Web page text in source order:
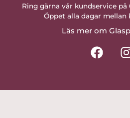
Ring gärna vår kundservice på
Öppet alla dagar mellan
Läs mer om
F
a
I